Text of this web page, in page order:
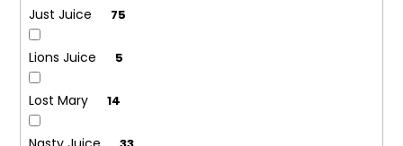
Just Juice 75
Lions Juice 5
Lost Mary 14